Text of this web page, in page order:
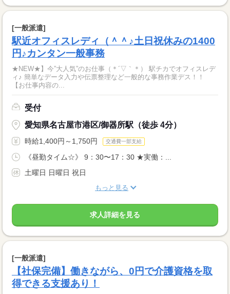
[一般派遣]
駅近オフィスレディ（＾＾♪土日祝休みの1400
円♪カンタン一般事務
★NEW★】今”大人気”のお仕事（＊´▽｀＊） 駅チカでオフィスレデ
ィ♪ 簡単なデータ入力や伝票整理など一般的な事務作業デス！！
【お仕事内容の...
受付
愛知県名古屋市港区/御器所駅（徒歩 4分）
時給1,400円～1,750円 交通費一部支給
《昼勤タイム☆》 9：30〜17：30 ★実働：...
土曜日 日曜日 祝日
もっと見る
求人詳細を見る
[一般派遣]
【社保完備】働きながら、0円で介護資格を取
得できる支援あり！